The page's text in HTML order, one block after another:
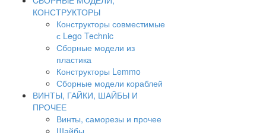
КОНСТРУКТОРЫ
Конструкторы совместимые
с Lego Technic
Сборные модели из
пластика
Конструкторы Lemmo
Сборные модели кораблей
ВИНТЫ, ГАЙКИ, ШАЙБЫ И
ПРОЧЕЕ
Винты, саморезы и прочее
Шайбы